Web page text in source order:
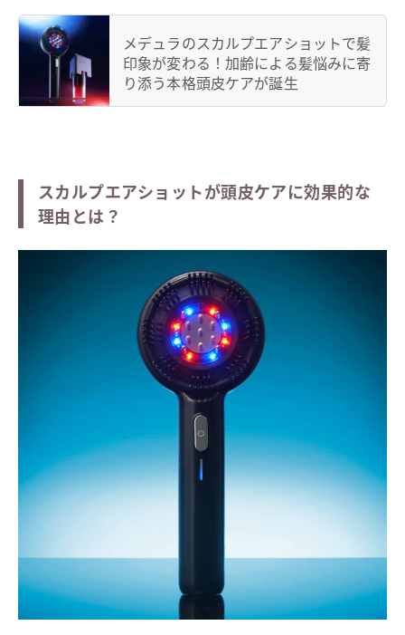
メデュラのスカルプエアショットで髪
印象が変わる！加齢による髪悩みに寄
り添う本格頭皮ケアが誕生
スカルプエアショットが頭皮ケアに効果的な
理由とは？